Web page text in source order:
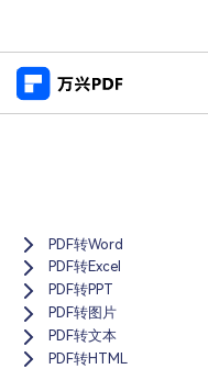
推荐产品
关于万兴
加入我们
帮助中心
万兴PDF Windows版
万兴PDF Mac版
移动端
PDF新功能
PDF编辑器
PDF合并工具
商业合作
学校&教育
企业采购
帮助中心
产品支持
PDF转Word
PDF转Excel
PDF转PPT
PDF转图片
PDF转文本
PDF转HTML